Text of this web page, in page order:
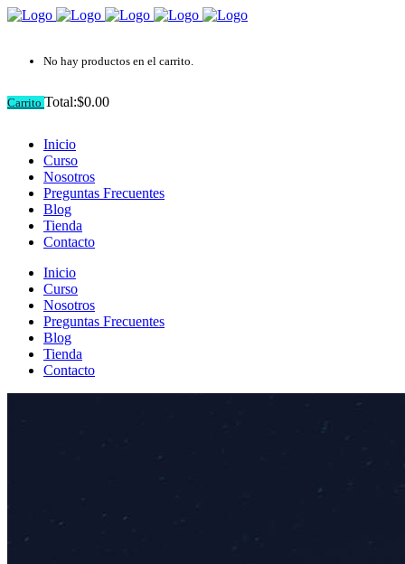
No hay productos en el carrito.
Carrito Total:$0.00
Inicio
Curso
Nosotros
Preguntas Frecuentes
Blog
Tienda
Contacto
Inicio
Curso
Nosotros
Preguntas Frecuentes
Blog
Tienda
Contacto